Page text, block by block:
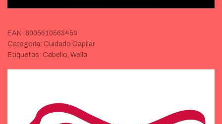
EAN: 8005610563459
Categoría: Cuidado Capilar
Etiquetas: Cabello, Wella